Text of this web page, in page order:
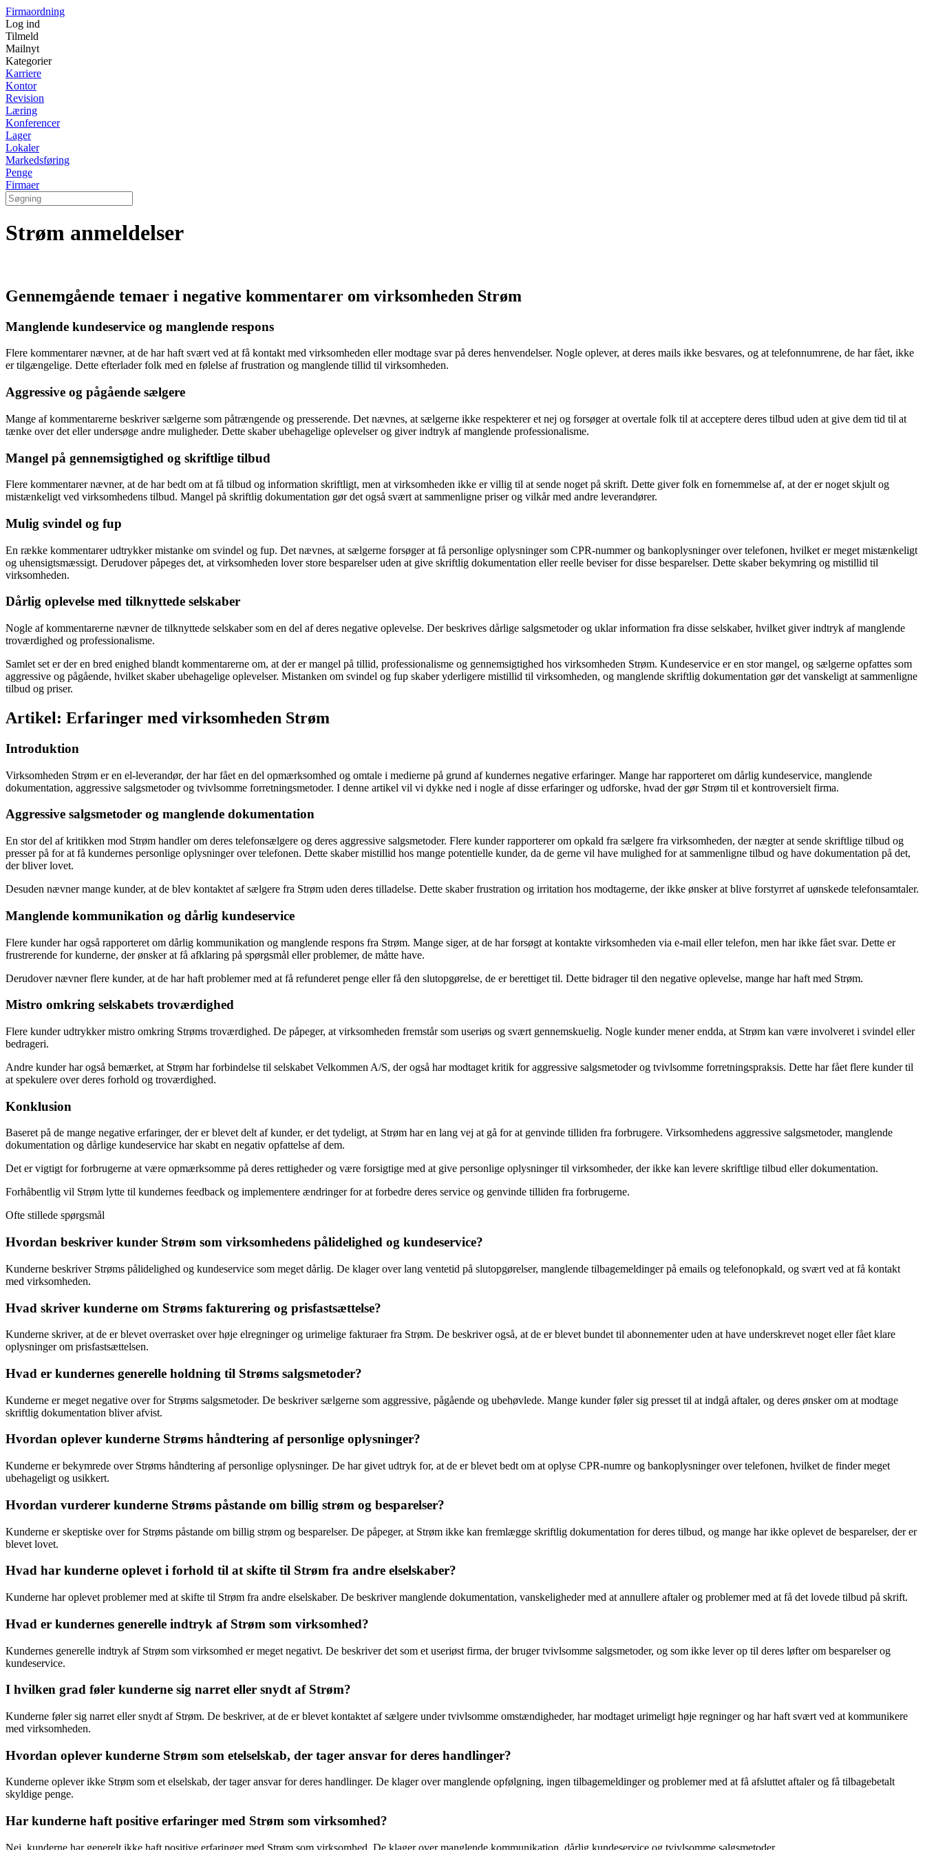
Firmaordning
Log ind
Tilmeld
Mailnyt
Kategorier
Karriere
Kontor
Revision
Læring
Konferencer
Lager
Lokaler
Markedsføring
Penge
Firmaer
Strøm anmeldelser
Gennemgående temaer i negative kommentarer om virksomheden Strøm
Manglende kundeservice og manglende respons
Flere kommentarer nævner, at de har haft svært ved at få kontakt med virksomheden eller modtage svar på deres henvendelser. Nogle oplever, at deres mails ikke besvares, og at telefonnumrene, de har fået, ikke
er tilgængelige. Dette efterlader folk med en følelse af frustration og manglende tillid til virksomheden.
Aggressive og pågående sælgere
Mange af kommentarerne beskriver sælgerne som påtrængende og presserende. Det nævnes, at sælgerne ikke respekterer et nej og forsøger at overtale folk til at acceptere deres tilbud uden at give dem tid til at
tænke over det eller undersøge andre muligheder. Dette skaber ubehagelige oplevelser og giver indtryk af manglende professionalisme.
Mangel på gennemsigtighed og skriftlige tilbud
Flere kommentarer nævner, at de har bedt om at få tilbud og information skriftligt, men at virksomheden ikke er villig til at sende noget på skrift. Dette giver folk en fornemmelse af, at der er noget skjult og
mistænkeligt ved virksomhedens tilbud. Mangel på skriftlig dokumentation gør det også svært at sammenligne priser og vilkår med andre leverandører.
Mulig svindel og fup
En række kommentarer udtrykker mistanke om svindel og fup. Det nævnes, at sælgerne forsøger at få personlige oplysninger som CPR-nummer og bankoplysninger over telefonen, hvilket er meget mistænkeligt
og uhensigtsmæssigt. Derudover påpeges det, at virksomheden lover store besparelser uden at give skriftlig dokumentation eller reelle beviser for disse besparelser. Dette skaber bekymring og mistillid til
virksomheden.
Dårlig oplevelse med tilknyttede selskaber
Nogle af kommentarerne nævner de tilknyttede selskaber som en del af deres negative oplevelse. Der beskrives dårlige salgsmetoder og uklar information fra disse selskaber, hvilket giver indtryk af manglende
troværdighed og professionalisme.
Samlet set er der en bred enighed blandt kommentarerne om, at der er mangel på tillid, professionalisme og gennemsigtighed hos virksomheden Strøm. Kundeservice er en stor mangel, og sælgerne opfattes som
aggressive og pågående, hvilket skaber ubehagelige oplevelser. Mistanken om svindel og fup skaber yderligere mistillid til virksomheden, og manglende skriftlig dokumentation gør det vanskeligt at sammenligne
tilbud og priser.
Artikel: Erfaringer med virksomheden Strøm
Introduktion
Virksomheden Strøm er en el-leverandør, der har fået en del opmærksomhed og omtale i medierne på grund af kundernes negative erfaringer. Mange har rapporteret om dårlig kundeservice, manglende
dokumentation, aggressive salgsmetoder og tvivlsomme forretningsmetoder. I denne artikel vil vi dykke ned i nogle af disse erfaringer og udforske, hvad der gør Strøm til et kontroversielt firma.
Aggressive salgsmetoder og manglende dokumentation
En stor del af kritikken mod Strøm handler om deres telefonsælgere og deres aggressive salgsmetoder. Flere kunder rapporterer om opkald fra sælgere fra virksomheden, der nægter at sende skriftlige tilbud og
presser på for at få kundernes personlige oplysninger over telefonen. Dette skaber mistillid hos mange potentielle kunder, da de gerne vil have mulighed for at sammenligne tilbud og have dokumentation på det,
der bliver lovet.
Desuden nævner mange kunder, at de blev kontaktet af sælgere fra Strøm uden deres tilladelse. Dette skaber frustration og irritation hos modtagerne, der ikke ønsker at blive forstyrret af uønskede telefonsamtaler.
Manglende kommunikation og dårlig kundeservice
Flere kunder har også rapporteret om dårlig kommunikation og manglende respons fra Strøm. Mange siger, at de har forsøgt at kontakte virksomheden via e-mail eller telefon, men har ikke fået svar. Dette er
frustrerende for kunderne, der ønsker at få afklaring på spørgsmål eller problemer, de måtte have.
Derudover nævner flere kunder, at de har haft problemer med at få refunderet penge eller få den slutopgørelse, de er berettiget til. Dette bidrager til den negative oplevelse, mange har haft med Strøm.
Mistro omkring selskabets troværdighed
Flere kunder udtrykker mistro omkring Strøms troværdighed. De påpeger, at virksomheden fremstår som useriøs og svært gennemskuelig. Nogle kunder mener endda, at Strøm kan være involveret i svindel eller
bedrageri.
Andre kunder har også bemærket, at Strøm har forbindelse til selskabet Velkommen A/S, der også har modtaget kritik for aggressive salgsmetoder og tvivlsomme forretningspraksis. Dette har fået flere kunder til
at spekulere over deres forhold og troværdighed.
Konklusion
Baseret på de mange negative erfaringer, der er blevet delt af kunder, er det tydeligt, at Strøm har en lang vej at gå for at genvinde tilliden fra forbrugere. Virksomhedens aggressive salgsmetoder, manglende
dokumentation og dårlige kundeservice har skabt en negativ opfattelse af dem.
Det er vigtigt for forbrugerne at være opmærksomme på deres rettigheder og være forsigtige med at give personlige oplysninger til virksomheder, der ikke kan levere skriftlige tilbud eller dokumentation.
Forhåbentlig vil Strøm lytte til kundernes feedback og implementere ændringer for at forbedre deres service og genvinde tilliden fra forbrugerne.
Ofte stillede spørgsmål
Hvordan beskriver kunder Strøm som virksomhedens pålidelighed og kundeservice?
Kunderne beskriver Strøms pålidelighed og kundeservice som meget dårlig. De klager over lang ventetid på slutopgørelser, manglende tilbagemeldinger på emails og telefonopkald, og svært ved at få kontakt
med virksomheden.
Hvad skriver kunderne om Strøms fakturering og prisfastsættelse?
Kunderne skriver, at de er blevet overrasket over høje elregninger og urimelige fakturaer fra Strøm. De beskriver også, at de er blevet bundet til abonnementer uden at have underskrevet noget eller fået klare
oplysninger om prisfastsættelsen.
Hvad er kundernes generelle holdning til Strøms salgsmetoder?
Kunderne er meget negative over for Strøms salgsmetoder. De beskriver sælgerne som aggressive, pågående og ubehøvlede. Mange kunder føler sig presset til at indgå aftaler, og deres ønsker om at modtage
skriftlig dokumentation bliver afvist.
Hvordan oplever kunderne Strøms håndtering af personlige oplysninger?
Kunderne er bekymrede over Strøms håndtering af personlige oplysninger. De har givet udtryk for, at de er blevet bedt om at oplyse CPR-numre og bankoplysninger over telefonen, hvilket de finder meget
ubehageligt og usikkert.
Hvordan vurderer kunderne Strøms påstande om billig strøm og besparelser?
Kunderne er skeptiske over for Strøms påstande om billig strøm og besparelser. De påpeger, at Strøm ikke kan fremlægge skriftlig dokumentation for deres tilbud, og mange har ikke oplevet de besparelser, der er
blevet lovet.
Hvad har kunderne oplevet i forhold til at skifte til Strøm fra andre elselskaber?
Kunderne har oplevet problemer med at skifte til Strøm fra andre elselskaber. De beskriver manglende dokumentation, vanskeligheder med at annullere aftaler og problemer med at få det lovede tilbud på skrift.
Hvad er kundernes generelle indtryk af Strøm som virksomhed?
Kundernes generelle indtryk af Strøm som virksomhed er meget negativt. De beskriver det som et useriøst firma, der bruger tvivlsomme salgsmetoder, og som ikke lever op til deres løfter om besparelser og
kundeservice.
I hvilken grad føler kunderne sig narret eller snydt af Strøm?
Kunderne føler sig narret eller snydt af Strøm. De beskriver, at de er blevet kontaktet af sælgere under tvivlsomme omstændigheder, har modtaget urimeligt høje regninger og har haft svært ved at kommunikere
med virksomheden.
Hvordan oplever kunderne Strøm som etelselskab, der tager ansvar for deres handlinger?
Kunderne oplever ikke Strøm som et elselskab, der tager ansvar for deres handlinger. De klager over manglende opfølgning, ingen tilbagemeldinger og problemer med at få afsluttet aftaler og få tilbagebetalt
skyldige penge.
Har kunderne haft positive erfaringer med Strøm som virksomhed?
Nej, kunderne har generelt ikke haft positive erfaringer med Strøm som virksomhed. De klager over manglende kommunikation, dårlig kundeservice og tvivlsomme salgsmetoder.